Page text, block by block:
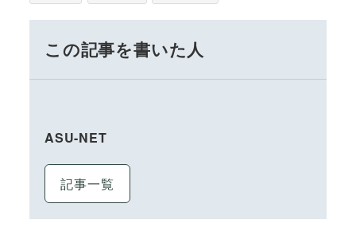
この記事を書いた人
ASU-NET
記事一覧